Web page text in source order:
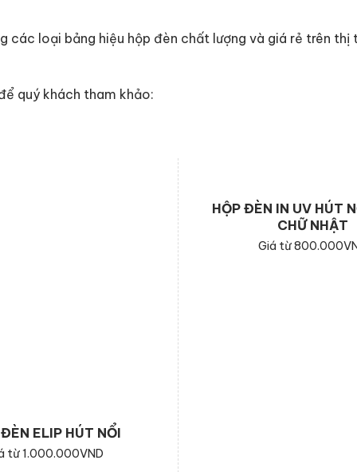
các loại bảng hiệu hộp đèn chất lượng và giá rẻ trên
quý khách tham khảo:
ELIP HÚT NỔI
từ 1.000.000VND
HỘP ĐÈN IN UV HÚT
CHỮ NHẬT
Giá từ